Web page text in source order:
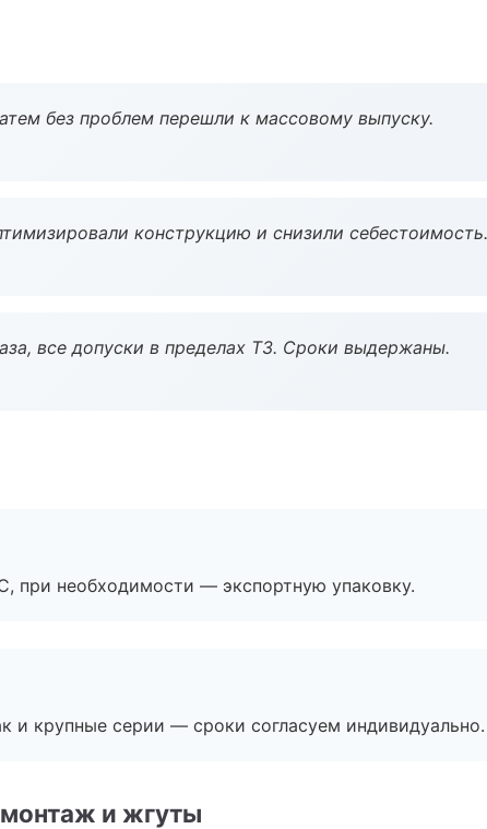
без проблем перешли к массовому выпуску.
конструкцию и снизили себестоимость.
все допуски в пределах ТЗ. Сроки выдержаны.
при необходимости — экспортную упаковку.
и крупные серии — сроки согласуем индивидуально.
и жгуты